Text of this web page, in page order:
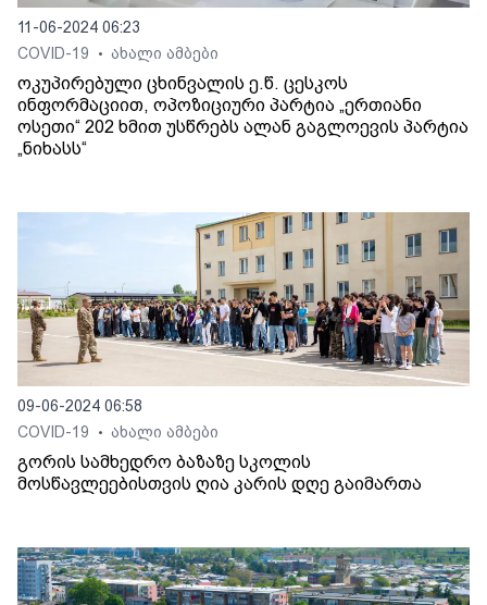
11-06-2024 06:23
COVID-19
• ახალი ამბები
ოკუპირებული ცხინვალის ე.წ. ცესკოს
ინფორმაციით, ოპოზიციური პარტია „ერთიანი
ოსეთი“ 202 ხმით უსწრებს ალან გაგლოევის პარტია
„ნიხასს“
09-06-2024 06:58
COVID-19
• ახალი ამბები
გორის სამხედრო ბაზაზე სკოლის
მოსწავლეებისთვის ღია კარის დღე გაიმართა